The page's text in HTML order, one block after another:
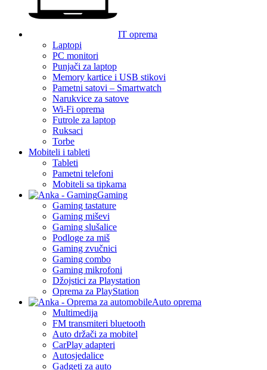
IT oprema
Laptopi
PC monitori
Punjači za laptop
Memory kartice i USB stikovi
Pametni satovi – Smartwatch
Narukvice za satove
Wi-Fi oprema
Futrole za laptop
Ruksaci
Torbe
Mobiteli i tableti
Tableti
Pametni telefoni
Mobiteli sa tipkama
Gaming
Gaming tastature
Gaming miševi
Gaming slušalice
Podloge za miš
Gaming zvučnici
Gaming combo
Gaming mikrofoni
Džojstici za Playstation
Oprema za PlayStation
Auto oprema
Multimedija
FM transmiteri bluetooth
Auto držači za mobitel
CarPlay adapteri
Autosjedalice
Gadgeti za auto